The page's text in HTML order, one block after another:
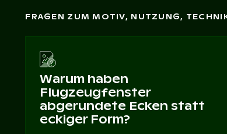
FRAGEN ZUM MOTIV, NUTZUNG,
Warum haben
Flugzeugfenster
abgerundete Ecken statt
eckiger Form?